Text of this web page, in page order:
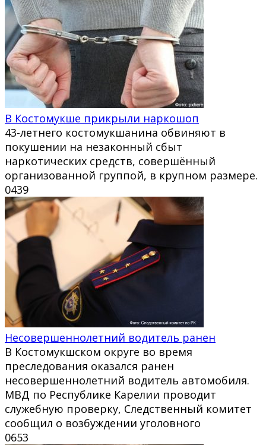
В Костомукше прикрыли наркошоп
43-летнего костомукшанина обвиняют в
покушении на незаконный сбыт
наркотических средств, совершённый
организованной группой, в крупном размере.
0439
Несовершеннолетний водитель ранен
В Костомукшском округе во время
преследования оказался ранен
несовершеннолетний водитель автомобиля.
МВД по Республике Карелии проводит
служебную проверку, Следственный комитет
сообщил о возбуждении уголовного
0653